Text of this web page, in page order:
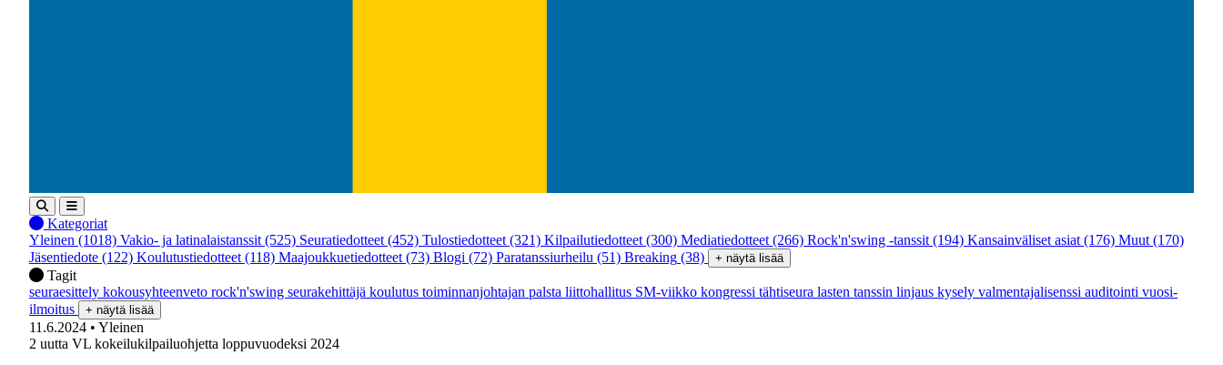
Kategoriat
Yleinen (1018) Vakio- ja latinalaistanssit (525) Seuratiedotteet (452) Tulostiedotteet (321) Kilpailutiedotteet (300) Mediatiedotteet (266) Rock'n'swing -tanssit (194) Kansainväliset asiat (176) Muut (170)
Jäsentiedote (122) Koulutustiedotteet (118) Maajoukkuetiedotteet (73) Blogi (72) Paratanssiurheilu (51) Breaking (38) + näytä lisää
Tagit
seuraesittely kokousyhteenveto rock'n'swing seurakehittäjä koulutus toiminnanjohtajan palsta liittohallitus SM-viikko kongressi tähtiseura lasten tanssin linjaus kysely valmentajalisenssi auditointi vuosi-
ilmoitus
+ näytä lisää
11.6.2024 • Yleinen
2 uutta VL kokeilukilpailuohjetta loppuvuodeksi 2024